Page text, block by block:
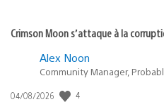
Crimson Moon s’attaque à la
Alex Noon
Community Manager,
Date
04/08/2026 4